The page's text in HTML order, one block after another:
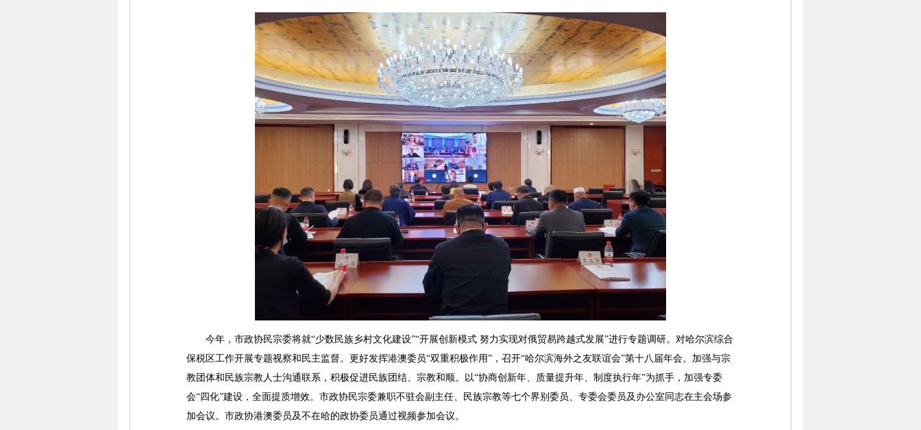
今年，市政协民宗委将就“少数民族乡村文化建设”“开展创新模式 努力实现对俄贸易跨越式发展”进行专题调研。对哈尔滨综合
保税区工作开展专题视察和民主监督。更好发挥港澳委员“双重积极作用”，召开“哈尔滨海外之友联谊会”第十八届年会。加强与宗
教团体和民族宗教人士沟通联系，积极促进民族团结、宗教和顺。以“协商创新年、质量提升年、制度执行年”为抓手，加强专委
会“四化”建设，全面提质增效。市政协民宗委兼职不驻会副主任、民族宗教等七个界别委员、专委会委员及办公室同志在主会场参
加会议。市政协港澳委员及不在哈的政协委员通过视频参加会议。